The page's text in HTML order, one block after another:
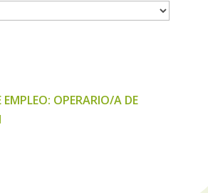
EMPLEO: OPERARIO/A DE